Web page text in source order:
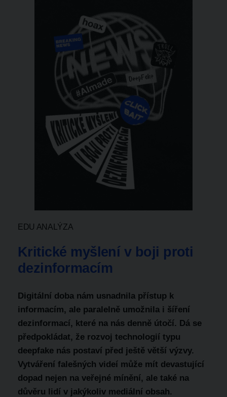
EDU ANALÝZA
Kritické myšlení v boji proti
dezinformacím
Digitální doba nám usnadnila přístup k
informacím, ale paralelně umožnila i šíření
dezinformací, které na nás denně útočí. Dá se
předpokládat, že rozvoj technologií typu
deepfake nás postaví před ještě větší výzvy.
Vytváření falešných videí může mít devastující
dopad nejen na veřejné mínění, ale také na
důvěru lidí v jakýkoliv mediální obsah.